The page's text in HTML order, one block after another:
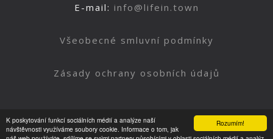
Rozumím!
K poskytování funkcí sociálních médií a analýze naší
návštěvnosti využíváme soubory cookie. Informace o tom, jak
E-mail: info@lifein.town
Všeobecné smluvní podmínky
Zásady ochrany osobních údajů
Nahoru